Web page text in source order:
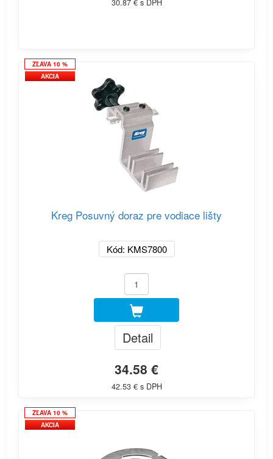
30.87 € s DPH
ZĽAVA 10 %
AKCIA
Kreg Posuvný doraz pre vodiace lišty
Kód: KMS7800
Detail
34.58 €
42.53 € s DPH
ZĽAVA 10 %
AKCIA